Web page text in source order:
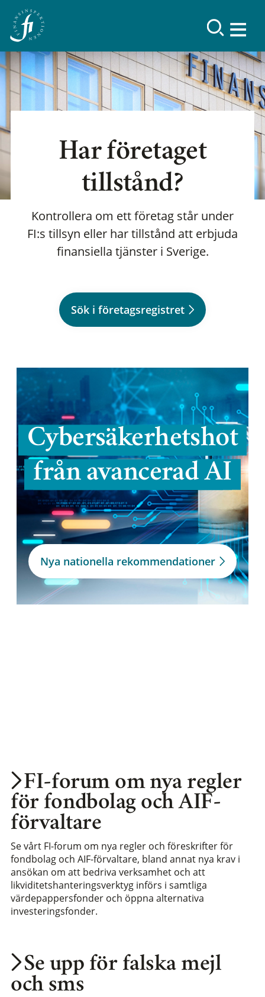
Har företaget
tillstånd?
Kontrollera om ett företag står under
FI:s tillsyn eller har tillstånd att erbjuda
finansiella tjänster i Sverige.
Sök i företagsregistret
Cybersäkerhetshot
från avancerad AI
Nya nationella rekommendationer
Se upp för falska mejl
och sms
FI-forum om nya regler
för fondbolag och AIF-
förvaltare
Se vårt FI-forum om nya regler och föreskrifter för
fondbolag och AIF-förvaltare, bland annat nya krav i
ansökan om att bedriva verksamhet och att
likviditetshanteringsverktyg införs i samtliga
värdepappersfonder och öppna alternativa
investeringsfonder.